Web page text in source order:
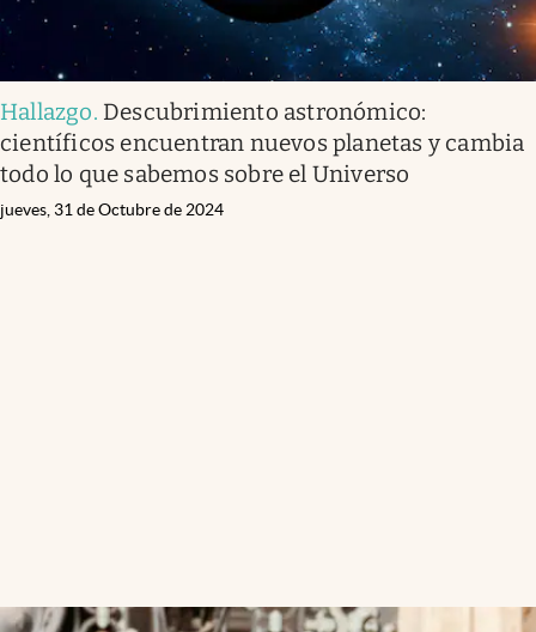
Hallazgo. Descubrimiento astronómico:
científicos encuentran nuevos planetas y cambia
todo lo que sabemos sobre el Universo
jueves, 31 de Octubre de 2024